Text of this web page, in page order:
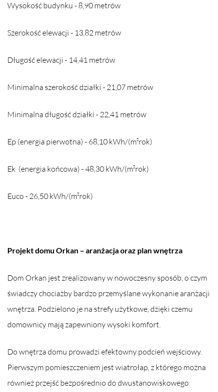
Wysokość budynku - 8,90 metrów
Szerokość elewacji - 13,82 metrów
Długość elewacji - 14,41 metrów
Minimalna szerokość działki - 21,07 metrów
Minimalna długość działki - 22,41 metrów
Ep (energia pierwotna) - 68,10 kWh/(m²rok)
Ek (energia końcowa) - 48,30 kWh/(m²rok)
Euco - 26,50 kWh/(m²rok)
Projekt domu Orkan – aranżacja oraz plan wnętrza
Dom Orkan jest zrealizowany w nowoczesny sposób, o czym
świadczy chociażby bardzo przemyślane wykonanie aranżacji
wnętrza. Podzielono je na strefy użytkowe, dzięki czemu
domownicy mają zapewniony wysoki komfort.
Do wnętrza domu prowadzi efektowny podcień wejściowy.
Pierwszym pomieszczeniem jest wiatrołap, z którego można
również przejść bezpośrednio do dwustanowiskowego